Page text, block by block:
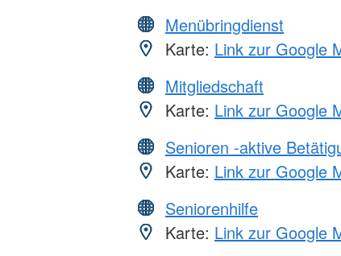
Menübringdienst
Karte: Link zur Google
Mitgliedschaft
Karte: Link zur Google
Senioren -aktive
Karte: Link zur Google
Seniorenhilfe
Karte: Link zur Google